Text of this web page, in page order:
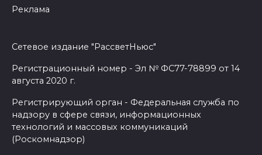
Реклама
Сетевое издание "РассветНьюс"
Регистрационный номер - Эл № ФС77-78899 от 14
августа 2020 г.
Регистрирующий орган - Федеральная служба по
надзору в сфере связи, информационных
технологий и массовых коммуникаций
(Роскомнадзор)